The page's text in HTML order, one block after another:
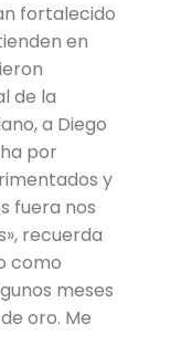
fortalecido
en
de la
a Diego
por
y
fuera nos
recuerda
como
meses
oro. Me